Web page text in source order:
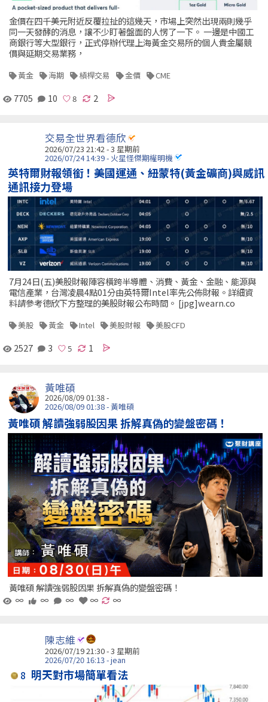
金價在四千美元附近反覆拉扯的這幾天，市場上突然出現兩則幾乎
同一天發酵的消息，讓不少盯著盤面的人愣了一下。 一邊是中國工
商銀行等大型銀行，正式停辦代理上海黃金交易所的個人貴金屬競
價與延期交易業務，
黃金 海期 槓桿交易 金價 CME
7705 10 2
交易全世界看德欣
2026/07/23 21:42 - 3 星期前
2026/07/24 14:39 - 火星怪傑期權明機
英特爾財報領銜！美國運通、紐蒙特(黃金礦商)與威訊
通訊接力登場
7月24日(五)美股財報陣容橫跨半導體、消費、黃金、金融、能源與
電信產業，台灣凌晨4點01分由英特爾Intel率先公佈財報。詳細資
料請參考德欣下方整理的美股財報公布時間。 [jpg]wearn.co
美股 黃金 Intel 美股財報 美股CFD
2527 3 1
黃唯碩
2026/08/09 01:38 -
2026/08/09 01:38 - 黃唯碩
黃唯碩 解讀強弱股因果 拆解真偽的變盤密碼！
黃唯碩 解讀強弱股因果 拆解真偽的變盤密碼！
∞
∞ ∞ ∞ ∞
陳志維
2026/07/19 21:30 - 3 星期前
2026/07/20 16:13 - jean
8 明天對市場簡單看法